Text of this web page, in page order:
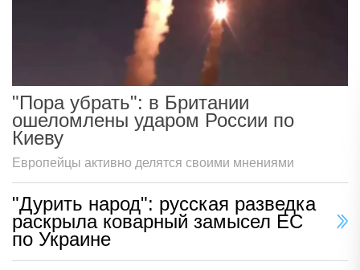
"Пора убрать": в Британии
ошеломлены ударом России по
Киеву
Европейцы активно делятся своими мнениями
"Дурить народ": русская разведка
раскрыла коварный замысел ЕС
по Украине